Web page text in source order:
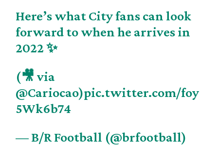
Here’s what City fans can look
forward to when he arrives in
2022 ✨
(🎥 via
@Cariocao)pic.twitter.com/foy
5Wk6b74
— B/R Football (@brfootball)